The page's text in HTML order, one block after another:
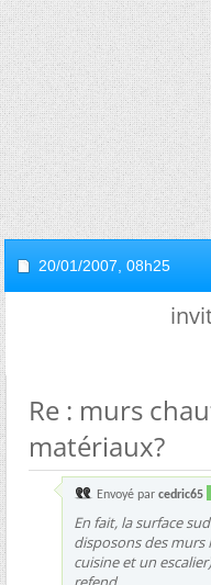
20/01/2007, 08h25
Re : murs
matériaux?
Envoyé par cedric65
En fait, la surface
disposons des murs
cuisine et un